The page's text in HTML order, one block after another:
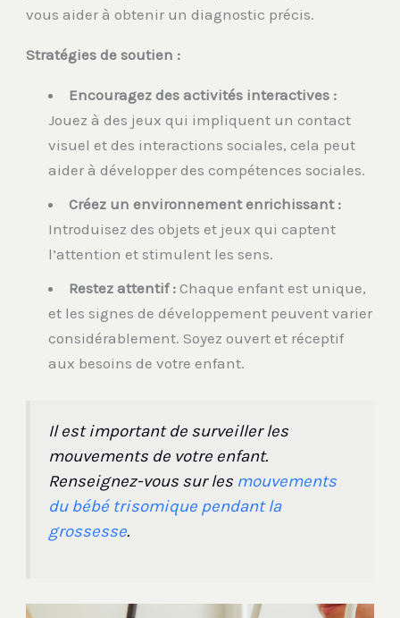
vous aider à obtenir un diagnostic précis.
Stratégies de soutien :
Encouragez des activités interactives :
Jouez à des jeux qui impliquent un contact
visuel et des interactions sociales, cela peut
aider à développer des compétences sociales.
Créez un environnement enrichissant :
Introduisez des objets et jeux qui captent
l’attention et stimulent les sens.
Restez attentif : Chaque enfant est unique,
et les signes de développement peuvent varier
considérablement. Soyez ouvert et réceptif
aux besoins de votre enfant.
Il est important de surveiller les
mouvements de votre enfant.
Renseignez-vous sur les mouvements
du bébé trisomique pendant la
grossesse.